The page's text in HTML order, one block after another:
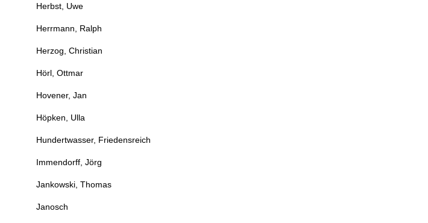
Herbst, Uwe
Herrmann, Ralph
Herzog, Christian
Hörl, Ottmar
Hovener, Jan
Höpken, Ulla
Hundertwasser, Friedensreich
Immendorff, Jörg
Jankowski, Thomas
Janosch